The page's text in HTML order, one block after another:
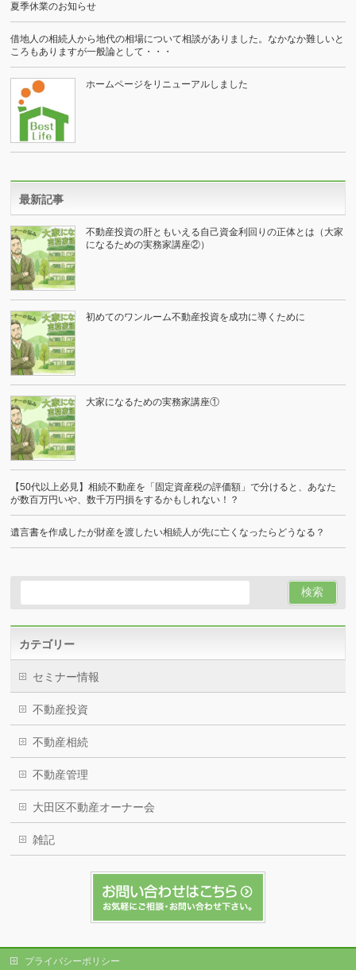
夏季休業のお知らせ
借地人の相続人から地代の相場について相談がありました。なかなか難しいと
ころもありますが一般論として・・・
ホームページをリニューアルしました
最新記事
不動産投資の肝ともいえる自己資金利回りの正体とは（大家
になるための実務家講座②）
初めてのワンルーム不動産投資を成功に導くために
大家になるための実務家講座①
【50代以上必見】相続不動産を「固定資産税の評価額」で分けると、あなた
が数百万円いや、数千万円損をするかもしれない！？
遺言書を作成したが財産を渡したい相続人が先に亡くなったらどうなる？
カテゴリー
セミナー情報
不動産投資
不動産相続
不動産管理
大田区不動産オーナー会
雑記
プライバシーポリシー